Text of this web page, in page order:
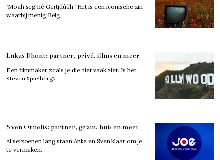
‘Moah seg hé Gertjûûûh.‘ Het is een iconische zin
waarbij menig Belg
Lukas Dhont: partner, privé, films en meer
Een filmmaker zoals je die niet vaak ziet. Is het
Steven Spielberg?
Sven Ornelis: partner, gezin, huis en meer
Al seizoenen lang staan Anke en Sven klaar om je
te vermaken.